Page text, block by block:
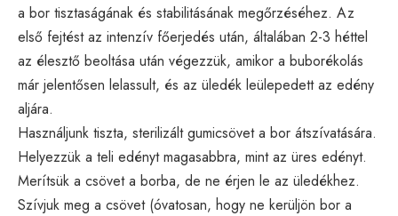
a bor tisztaságának és stabilitásának megőrzéséhez. Az
első fejtést az intenzív főerjedés után, általában 2-3 héttel
az élesztő beoltása után végezzük, amikor a buborékolás
már jelentősen lelassult, és az üledék leülepedett az edény
aljára.
Használjunk tiszta, sterilizált gumicsövet a bor átszívatására.
Helyezzük a teli edényt magasabbra, mint az üres edényt.
Merítsük a csövet a borba, de ne érjen le az üledékhez.
Szívjuk meg a csövet (óvatosan, hogy ne kerüljön bor a